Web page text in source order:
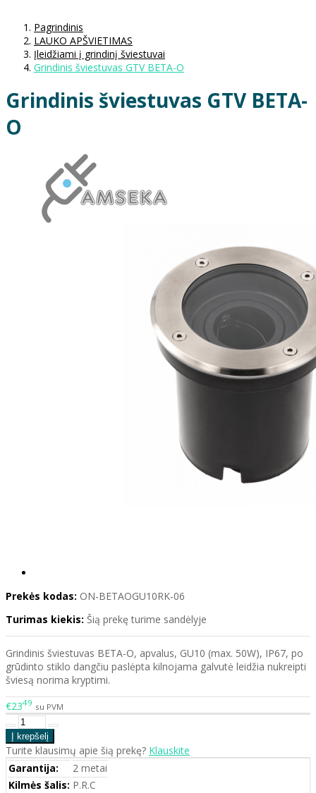
Pagrindinis
LAUKO APŠVIETIMAS
Įleidžiami į grindinį šviestuvai
Grindinis šviestuvas GTV BETA-O
Grindinis šviestuvas GTV BETA-
O
Prekės kodas: ON-BETAOGU10RK-06
Turimas kiekis: Šią prekę turime sandėlyje
Grindinis šviestuvas BETA-O, apvalus, GU10 (max. 50W), IP67, po
grūdinto stiklo dangčiu paslėpta kilnojama galvutė leidžia nukreipti
šviesą norima kryptimi.
€2349 su PVM
Turite klausimų apie šią prekę? Klauskite
Garantija:
2 metai
Kilmės šalis: P.R.C